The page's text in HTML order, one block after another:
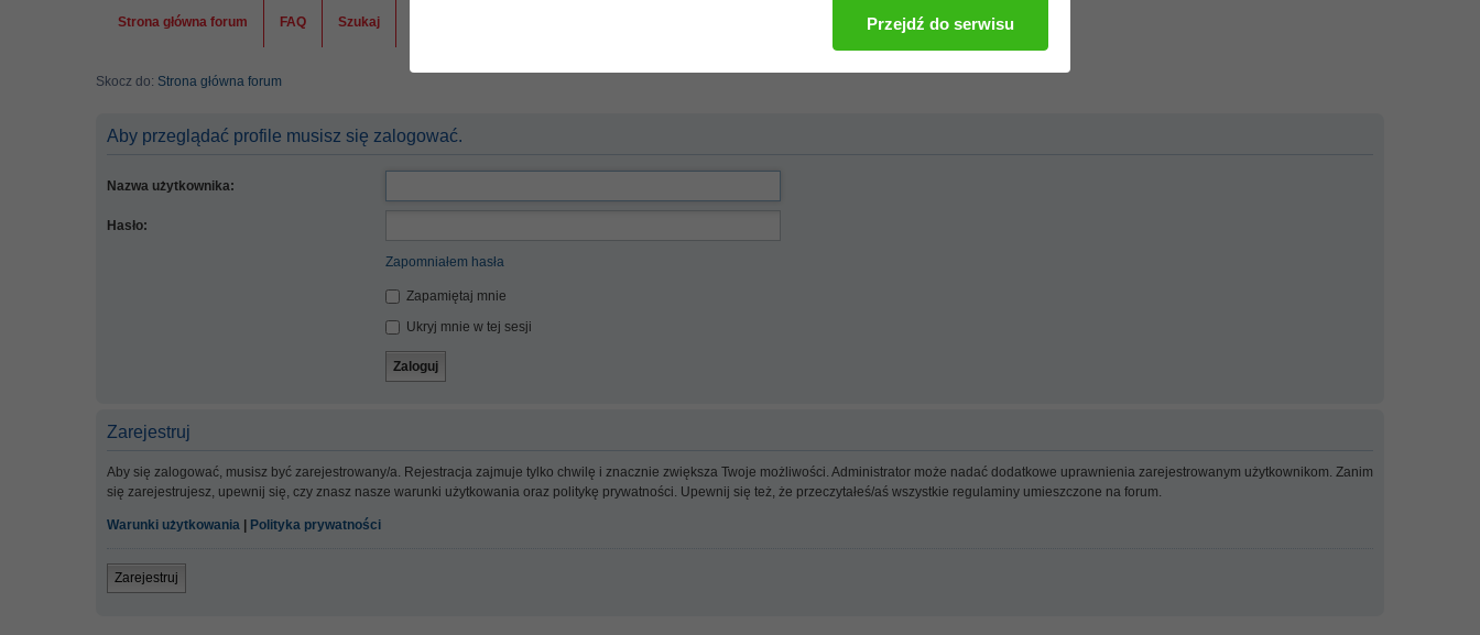
Strona główna forum FAQ Szukaj
Skocz do: Strona główna forum
Aby przeglądać profile musisz się zalogować.
Nazwa użytkownika:
Hasło:
Zapomniałem hasła
Zapamiętaj mnie
Ukryj mnie w tej sesji
Zarejestruj
Aby się zalogować, musisz być zarejestrowany/a. Rejestracja zajmuje tylko chwilę i znacznie zwiększa Twoje możliwości. Administrator może nadać dodatkowe uprawnienia zarejestrowanym użytkownikom. Zanim
się zarejestrujesz, upewnij się, czy znasz nasze warunki użytkowania oraz politykę prywatności. Upewnij się też, że przeczytałeś/aś wszystkie regulaminy umieszczone na forum.
Warunki użytkowania Polityka prywatności
Zarejestruj
Przejdź do serwisu